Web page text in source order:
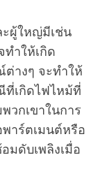
ะผู้ใหญ่มีเช่น
ำให้เกิด
างๆ จะทำให้
เกิดไฟไหม้ที่
วกเขาในการ
าร์ตเมนต์หรือ
มดับเพลิงเมื่อ